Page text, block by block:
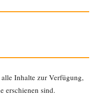
Inhalte zur Verfügung,
erschienen sind.